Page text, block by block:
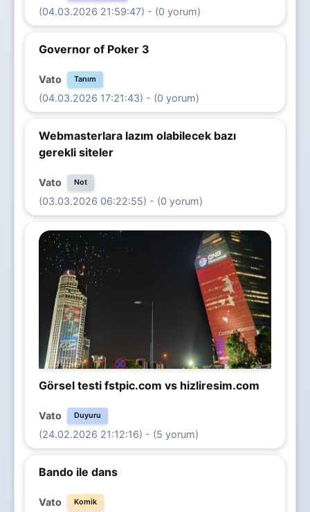
(04.03.2026 21:59:47) - (0 yorum)
Governor of Poker 3
Vato Tanım
(04.03.2026 17:21:43) - (0 yorum)
Webmasterlara lazım olabilecek bazı
gerekli siteler
Vato Not
(03.03.2026 06:22:55) - (0 yorum)
Görsel testi fstpic.com vs hizliresim.com
Vato Duyuru
(24.02.2026 21:12:16) - (5 yorum)
Bando ile dans
Vato Komik